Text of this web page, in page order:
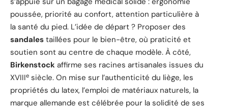
poussée, priorité au confort, attention particulière à
la santé du pied. L’idée de départ ? Proposer des
sandales taillées pour le bien-être, où praticité et
soutien sont au centre de chaque modèle. À côté,
Birkenstock affirme ses racines artisanales issues du
XVIIIe siècle. On mise sur l’authenticité du liège, les
propriétés du latex, l’emploi de matériaux naturels, la
marque allemande est célébrée pour la solidité de ses